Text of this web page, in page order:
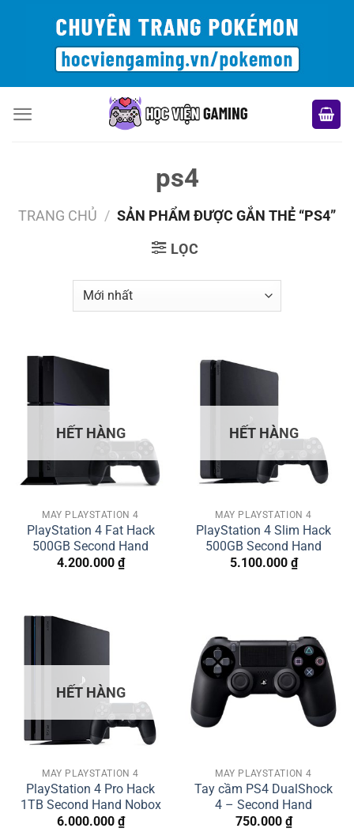
ps4
TRANG CHỦ / SẢN PHẨM ĐƯỢC GẮN THẺ “PS4”
LỌC
HẾT HÀNG
MÁY PLAYSTATION 4
PlayStation 4 Fat Hack
500GB Second Hand
4.200.000 ₫
HẾT HÀNG
MÁY PLAYSTATION 4
PlayStation 4 Slim Hack
500GB Second Hand
5.100.000 ₫
HẾT HÀNG
MÁY PLAYSTATION 4
PlayStation 4 Pro Hack
1TB Second Hand Nobox
6.000.000 ₫
MÁY PLAYSTATION 4
Tay cầm PS4 DualShock
4 – Second Hand
750.000 ₫